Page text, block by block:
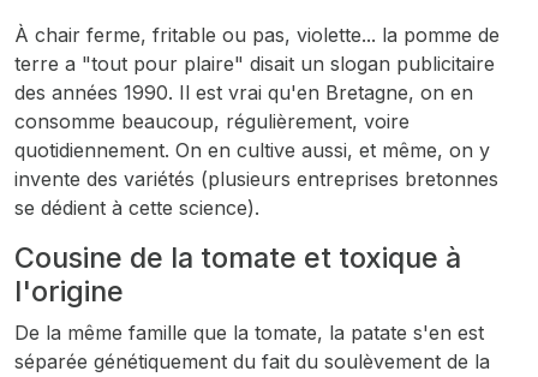
À chair ferme, fritable ou pas, violette... la pomme de
terre a "tout pour plaire" disait un slogan publicitaire
des années 1990. Il est vrai qu'en Bretagne, on en
consomme beaucoup, régulièrement, voire
quotidiennement. On en cultive aussi, et même, on y
invente des variétés (plusieurs entreprises bretonnes
se dédient à cette science).
Cousine de la tomate et toxique à
l'origine
De la même famille que la tomate, la patate s'en est
séparée génétiquement du fait du soulèvement de la